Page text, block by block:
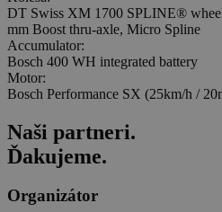
DT Swiss XM 1700 SPLINE®
mm Boost thru-axle, Micro Spline
Accumulator:
Bosch 400 WH integrated battery
Motor:
Bosch Performance SX (25km/h /
Naši partneri.
Ďakujeme.
Organizátor